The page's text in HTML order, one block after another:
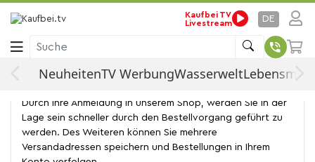
Kaufbei TV
Livestream
DE
Suche
NeuheitenTV WerbungWasserwelt
Anmelden
Konto eröffnen
Durch Ihre Anmeldung in unserem Shop, werden Sie in der
Lage sein schneller durch den Bestellvorgang geführt zu
werden. Des Weiteren können Sie mehrere
Versandadressen speichern und Bestellungen in Ihrem